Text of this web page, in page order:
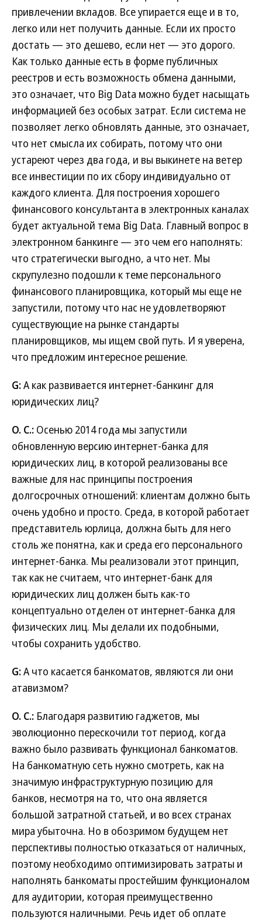
привлечении вкладов. Все упирается еще и в то,
легко или нет получить данные. Если их просто
достать — это дешево, если нет — это дорого.
Как только данные есть в форме публичных
реестров и есть возможность обмена данными,
это означает, что Big Data можно будет насыщать
информацией без особых затрат. Если система не
позволяет легко обновлять данные, это означает,
что нет смысла их собирать, потому что они
устареют через два года, и вы выкинете на ветер
все инвестиции по их сбору индивидуально от
каждого клиента. Для построения хорошего
финансового консультанта в электронных каналах
будет актуальной тема Big Data. Главный вопрос в
электронном банкинге — это чем его наполнять:
что стратегически выгодно, а что нет. Мы
скрупулезно подошли к теме персонального
финансового планировщика, который мы еще не
запустили, потому что нас не удовлетворяют
существующие на рынке стандарты
планировщиков, мы ищем свой путь. И я уверена,
что предложим интересное решение.
G:А как развивается интернет-банкинг для
юридических лиц?
О. С.: Осенью 2014 года мы запустили
обновленную версию интернет-банка для
юридических лиц, в которой реализованы все
важные для нас принципы построения
долгосрочных отношений: клиентам должно быть
очень удобно и просто. Среда, в которой работает
представитель юрлица, должна быть для него
столь же понятна, как и среда его персонального
интернет-банка. Мы реализовали этот принцип,
так как не считаем, что интернет-банк для
юридических лиц должен быть как-то
концептуально отделен от интернет-банка для
физических лиц. Мы делали их подобными,
чтобы сохранить удобство.
G:А что касается банкоматов, являются ли они
атавизмом?
О. С.: Благодаря развитию гаджетов, мы
эволюционно перескочили тот период, когда
важно было развивать функционал банкоматов.
На банкоматную сеть нужно смотреть, как на
значимую инфраструктурную позицию для
банков, несмотря на то, что она является
большой затратной статьей, и во всех странах
мира убыточна. Но в обозримом будущем нет
перспективы полностью отказаться от наличных,
поэтому необходимо оптимизировать затраты и
наполнять банкоматы простейшим функционалом
для аудитории, которая преимущественно
пользуются наличными. Речь идет об оплате